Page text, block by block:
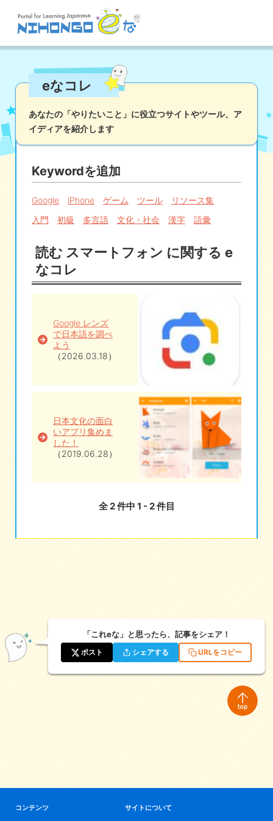
読む 書く 聞く
かな
iOSアプリ検索
Androidアプリ検索
eなコレ
eな情報局
eなコレ
あなたの「やりたいこと」に役立つサイトやツール、 ア
イディアを紹介します
Keywordを追加
Google iPhone ゲーム ツール
リソース集
入門
初級 多言語 文化・社会 漢字 語彙
読む スマートフォン に関する e
なコレ
Google レンズ
で日本語を調べ
よう
（2026.03.18）
日本文化の面白
いアプリ集めま
した！
（2019.06.28）
全 2 件中 1 - 2 件目
「これeな」と思ったら、記事をシェア！
ポスト シェアする URLをコピー
コンテンツ サイトについて